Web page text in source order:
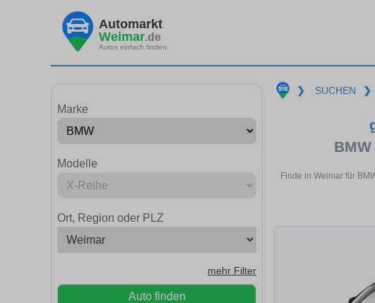
Automarkt
Weimar.de
Autos einfach finden
Marke
Modelle
Ort, Region oder PLZ
mehr Filter
Auto finden
❯ SUCHEN ❯
Finde in Weimar für